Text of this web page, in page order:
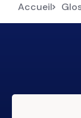
Accueil